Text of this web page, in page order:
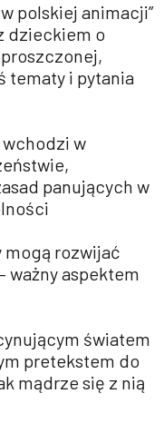
polskiej animacji”
dzieckiem o
tematy i pytania
w
panujących w
rozwijać
ważny aspektem
światem
pretekstem do
mądrze się z nią